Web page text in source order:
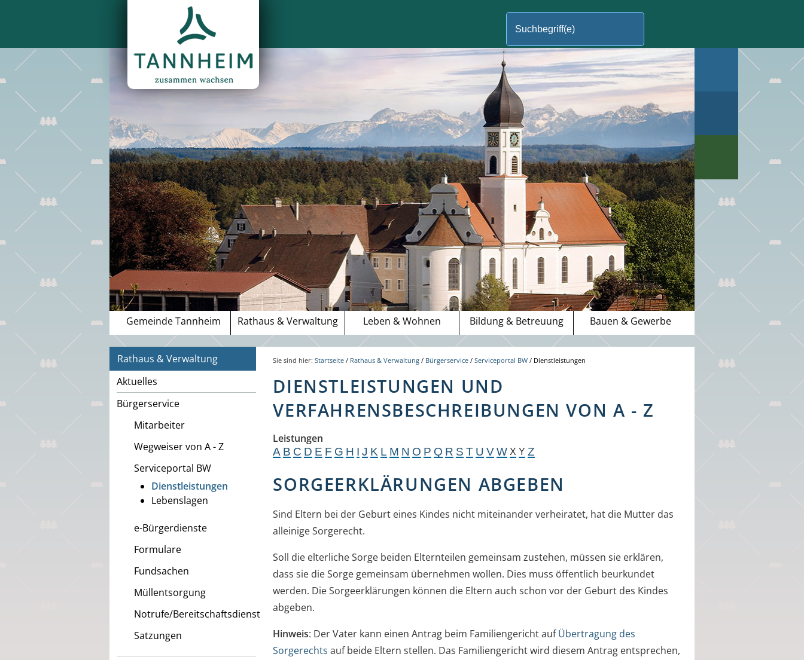
Gemeinde Tannheim Rathaus & Verwaltung Leben & Wohnen Bildung & Betreuung Bauen & Gewerbe
Rathaus & Verwaltung
Aktuelles
Bürgerservice
Mitarbeiter
Wegweiser von A - Z
Serviceportal BW
Dienstleistungen
Lebenslagen
e-Bürgerdienste
Formulare
Fundsachen
Müllentsorgung
Notrufe/Bereitschaftsdienst
Satzungen
Sie sind hier:Startseite / Rathaus & Verwaltung / Bürgerservice /Serviceportal BW / Dienstleistungen
DIENSTLEISTUNGEN UND
VERFAHRENSBESCHREIBUNGEN VON A - Z
Leistungen
A B C D E F G H I J K L M N O P Q R S T U V W X Y Z
SORGEERKLÄRUNGEN ABGEBEN
Sind Eltern bei der Geburt eines Kindes nicht miteinander verheiratet, hat die Mutter das
alleinige Sorgerecht.
Soll die elterliche Sorge beiden Elternteilen gemeinsam zustehen, müssen sie erklären,
dass sie die Sorge gemeinsam übernehmen wollen. Dies muss öffentlich beurkundet
werden. Die Sorgeerklärungen können die Eltern auch schon vor der Geburt des Kindes
abgeben.
Hinweis: Der Vater kann einen Antrag beim Familiengericht aufÜbertragung des
Sorgerechts auf beide Eltern stellen. Das Familiengericht wird diesem Antrag entsprechen,